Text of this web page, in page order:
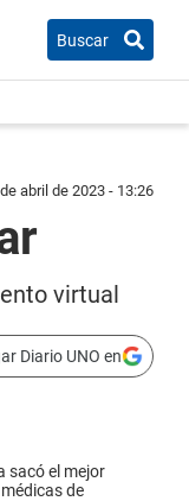
Buscar
abril de 2023 - 13:26
virtual
Diario UNO en
sacó el mejor
de